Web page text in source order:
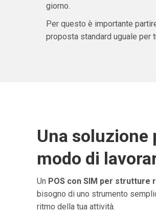
giorno.
Per questo è importante
proposta standard uguale per
Una soluzione
modo di
Un POS con SIM per strutture
bisogno di uno strumento
ritmo della tua attività.